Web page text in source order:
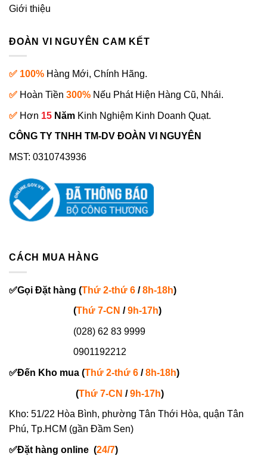
Giới thiệu
ĐOÀN VI NGUYÊN CAM KẾT
✅ 100% Hàng Mới, Chính Hãng.
✅ Hoàn Tiền 300% Nếu Phát Hiện Hàng Cũ, Nhái.
✅ Hơn 15 Năm Kinh Nghiệm Kinh Doanh Quạt.
CÔNG TY TNHH TM-DV ĐOÀN VI NGUYÊN
MST: 0310743936
CÁCH MUA HÀNG
✅Gọi Đặt hàng (Thứ 2-thứ 6 /8h-18h)
(Thứ 7-CN /9h-17h)
(028) 62 83 9999
0901192212
✅Đến Kho mua (Thứ 2-thứ 6 /8h-18h)
(Thứ 7-CN /9h-17h)
Kho: 51/22 Hòa Bình, phường Tân Thới Hòa, quận Tân
Phú, Tp.HCM (gần Đầm Sen)
✅Đặt hàng online (24/7)